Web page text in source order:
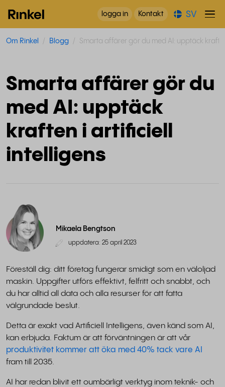
logga in Kontakt SV
Om Rinkel Blogg Smarta affärer gör du med AI: upptäck
Smarta affärer gör du
med AI: upptäck
kraften i artificiell
intelligens
Mikaela Bengtson
uppdatera: 25 april 2023
Föreställ dig: ditt företag fungerar smidigt som en väloljad
maskin. Uppgifter utförs effektivt, felfritt och snabbt, och
du har alltid all data och alla resurser för att fatta
välgrundade beslut.
Detta är exakt vad Artificiell Intelligens, även känd som AI,
kan erbjuda. Faktum är att förväntningen är att vår
produktivitet kommer att öka med 40% tack vare AI
fram till 2035.
AI har redan blivit ett oumbärligt verktyg inom teknik- och